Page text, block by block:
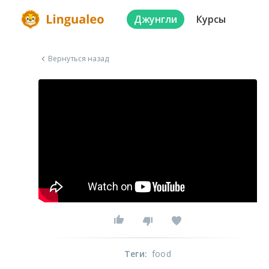
Джунгли Курсы
Вернуться назад
Теги: food